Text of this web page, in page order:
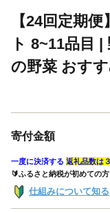
【24回定期
ト 8~11品目
の野菜 おす
寄付金額
一度に決済する 返礼品数は
🔰ふるさと納税が初めての
仕組みについて知る